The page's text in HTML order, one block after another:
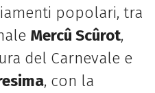
popolari, tra
Mercû Scûrot,
del Carnevale e
, con la